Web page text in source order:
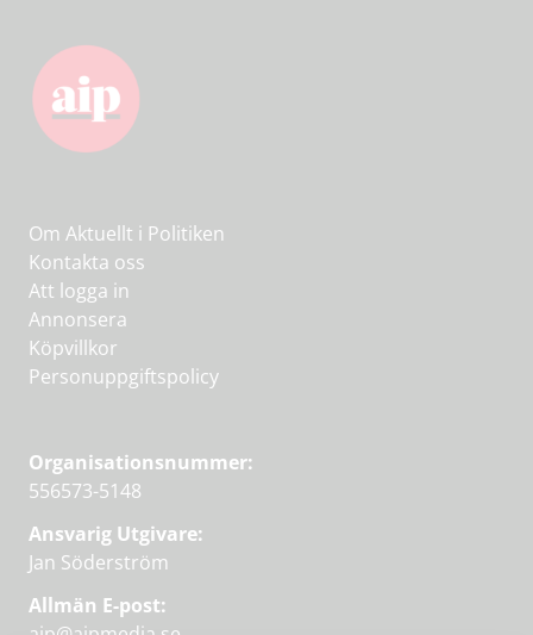
Om Aktuellt i Politiken
Kontakta oss
Att logga in
Annonsera
Köpvillkor
Personuppgiftspolicy
Organisationsnummer:
556573-5148
Ansvarig Utgivare:
Jan Söderström
Allmän E-post: